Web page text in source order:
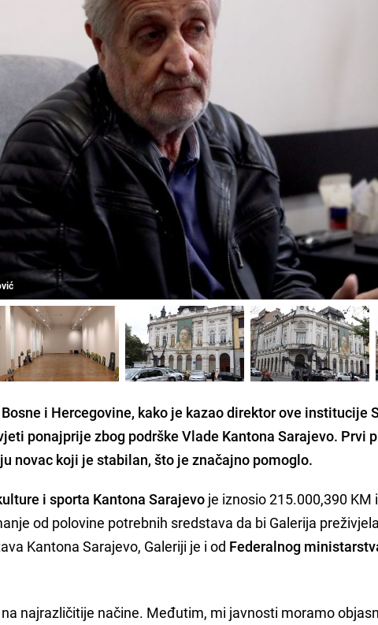
i Hercegovine, kako je kazao direktor ove institucije
ponajprije zbog podrške Vlade Kantona Sarajevo. Prvi
novac koji je stabilan, što je značajno pomoglo.
i sporta Kantona Sarajevo je iznosio 215.000,390 KM
od polovine potrebnih sredstava da bi Galerija
Kantona Sarajevo, Galeriji je i od Federalnog
najrazličitije načine. Međutim, mi javnosti moramo